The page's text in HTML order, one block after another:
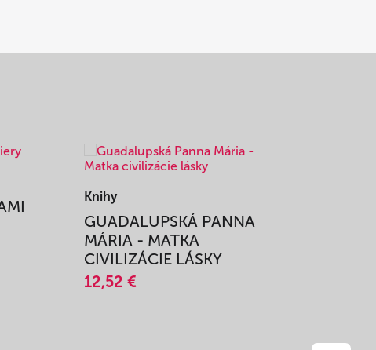
Knihy
GUADALUPSKÁ PANNA
MÁRIA - MATKA
CIVILIZÁCIE LÁSKY
12,52 €